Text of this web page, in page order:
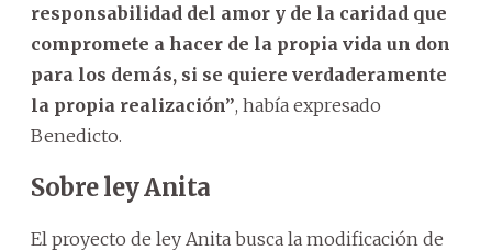
responsabilidad del amor y de la caridad que
compromete a hacer de la propia vida un don
para los demás, si se quiere verdaderamente
la propia realización”, había expresado
Benedicto.
Sobre ley Anita
El proyecto de ley Anita busca la modificación de